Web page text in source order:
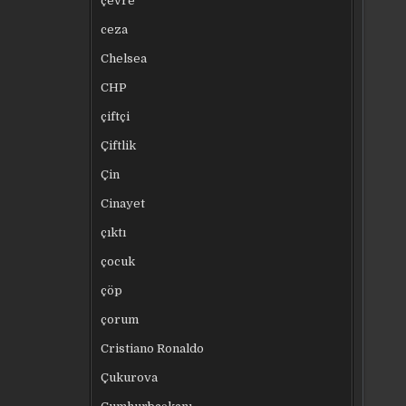
ceza
Chelsea
CHP
çiftçi
Çiftlik
Çin
Cinayet
çıktı
çocuk
çöp
çorum
Cristiano Ronaldo
Çukurova